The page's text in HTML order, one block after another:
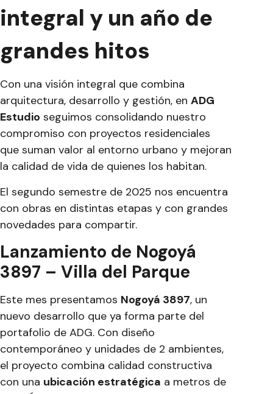
integral y un año de
grandes hitos
Con una visión integral que combina
arquitectura, desarrollo y gestión, en ADG
Estudio seguimos consolidando nuestro
compromiso con proyectos residenciales
que suman valor al entorno urbano y mejoran
la calidad de vida de quienes los habitan.
El segundo semestre de 2025 nos encuentra
con obras en distintas etapas y con grandes
novedades para compartir.
Lanzamiento de Nogoyá
3897 – Villa del Parque
Este mes presentamos Nogoyá 3897, un
nuevo desarrollo que ya forma parte del
portafolio de ADG. Con diseño
contemporáneo y unidades de 2 ambientes,
el proyecto combina calidad constructiva
con una ubicación estratégica a metros de